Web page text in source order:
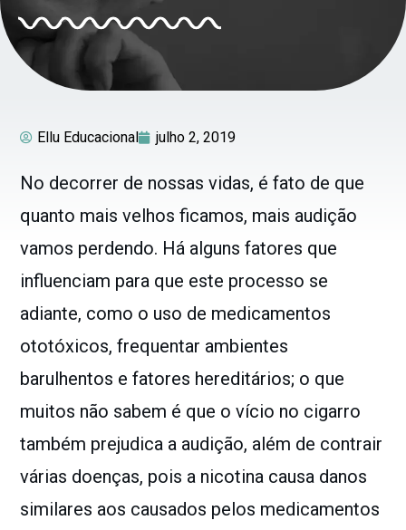
Ellu Educacional julho 2, 2019
No decorrer de nossas vidas, é fato de que
quanto mais velhos ficamos, mais audição
vamos perdendo. Há alguns fatores que
influenciam para que este processo se
adiante, como o uso de medicamentos
ototóxicos, frequentar ambientes
barulhentos e fatores hereditários; o que
muitos não sabem é que o vício no cigarro
também prejudica a audição, além de contrair
várias doenças, pois a nicotina causa danos
similares aos causados pelos medicamentos